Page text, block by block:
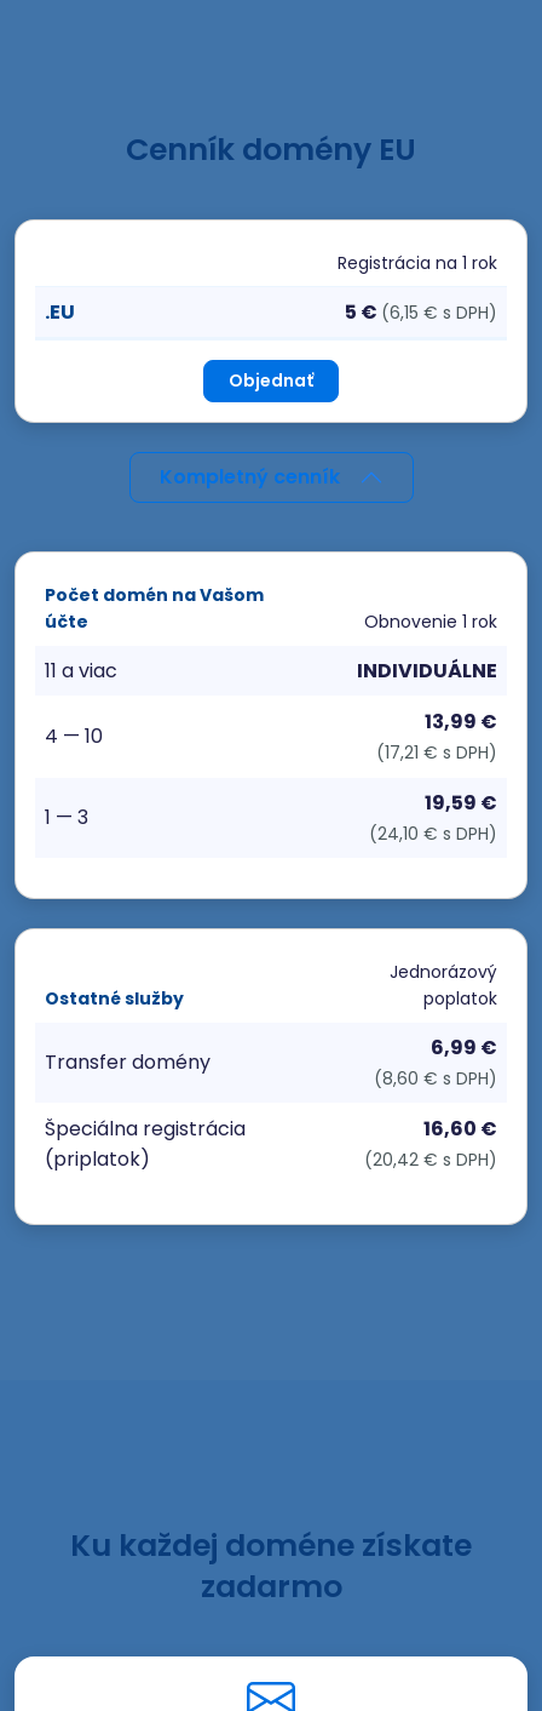
Cenník domény EU
Registrácia na 1 rok
.EU 5 € (6,15 € s DPH)
Objednať
Kompletný cenník
Počet domén na Vašom
účte
Obnovenie 1 rok
11 a viac INDIVIDUÁLNE
4 — 10
13,99 €
(17,21 € s DPH)
1 — 3
19,59 €
(24,10 € s DPH)
Ostatné služby
Jednorázový
poplatok
Transfer domény
6,99 €
(8,60 € s DPH)
Špeciálna registrácia
(priplatok)
16,60 €
(20,42 € s DPH)
Ku každej doméne získate
zadarmo